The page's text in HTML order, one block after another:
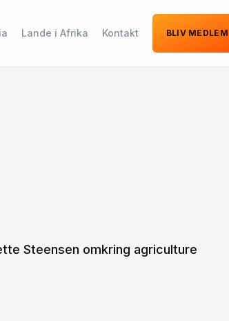
Lande i Afrika Kontakt BLIV MEDLEM
Steensen omkring agriculture